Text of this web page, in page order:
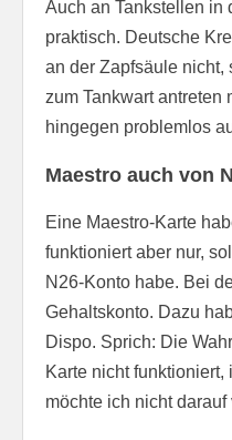
Auch an Tankstellen in
praktisch. Deutsche
an der Zapfsäule nicht,
zum Tankwart antreten
hingegen problemlos
Maestro auch von
Eine Maestro-Karte
funktioniert aber nur,
N26-Konto habe. Bei
Gehaltskonto. Dazu
Dispo. Sprich: Die
Karte nicht
möchte ich nicht darauf